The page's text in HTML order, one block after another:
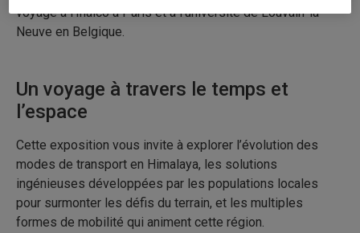
voyagé à l’Inalco à Paris et à l’université de Louvain-la-
Neuve en Belgique.
Un voyage à travers le temps et
l’espace
Cette exposition vous invite à explorer l’évolution des
modes de transport en Himalaya, les solutions
ingénieuses développées par les populations locales
pour surmonter les défis du terrain, et les multiples
formes de mobilité qui animent cette région.